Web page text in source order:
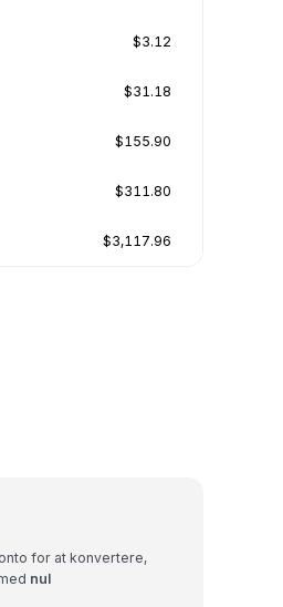
$3.12
$31.18
$155.90
$311.80
$3,117.96
for at konvertere,
nul